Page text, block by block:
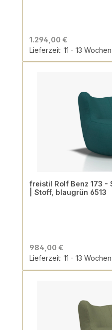
1.294,00 €
Lieferzeit: 11 - 13 Wochen
freistil Rolf Benz 173 -
| Stoff, blaugrün 6513
984,00 €
Lieferzeit: 11 - 13 Wochen